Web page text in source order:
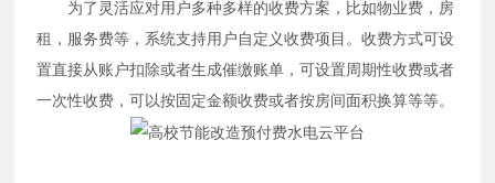
为了灵活应对用户多种多样的收费方案，比如物业费，房
租，服务费等，系统支持用户自定义收费项目。收费方式可设
置直接从账户扣除或者生成催缴账单，可设置周期性收费或者
一次性收费，可以按固定金额收费或者按房间面积换算等等。